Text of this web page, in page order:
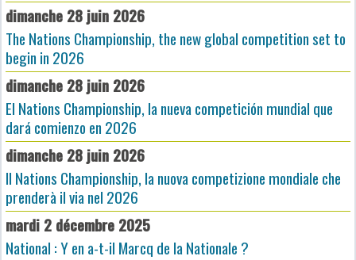
dimanche 28 juin 2026
The Nations Championship, the new global competition set to
begin in 2026
dimanche 28 juin 2026
El Nations Championship, la nueva competición mundial que
dará comienzo en 2026
dimanche 28 juin 2026
Il Nations Championship, la nuova competizione mondiale che
prenderà il via nel 2026
mardi 2 décembre 2025
National : Y en a-t-il Marcq de la Nationale ?